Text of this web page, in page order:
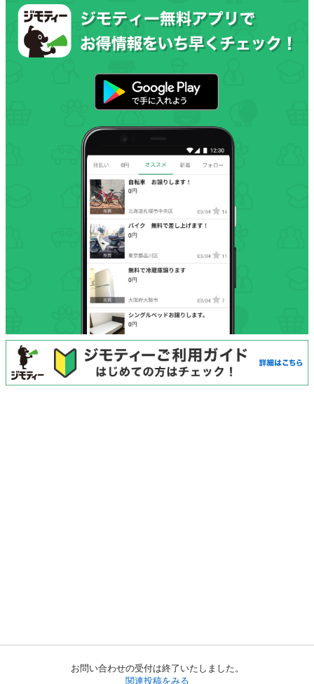
お問い合わせの受付は終了いたしました。
関連投稿をみる